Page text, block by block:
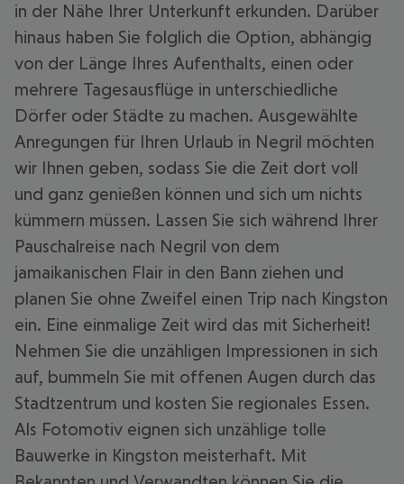
in der Nähe Ihrer Unterkunft erkunden. Darüber
hinaus haben Sie folglich die Option, abhängig
von der Länge Ihres Aufenthalts, einen oder
mehrere Tagesausflüge in unterschiedliche
Dörfer oder Städte zu machen. Ausgewählte
Anregungen für Ihren Urlaub in Negril möchten
wir Ihnen geben, sodass Sie die Zeit dort voll
und ganz genießen können und sich um nichts
kümmern müssen. Lassen Sie sich während Ihrer
Pauschalreise nach Negril von dem
jamaikanischen Flair in den Bann ziehen und
planen Sie ohne Zweifel einen Trip nach Kingston
ein. Eine einmalige Zeit wird das mit Sicherheit!
Nehmen Sie die unzähligen Impressionen in sich
auf, bummeln Sie mit offenen Augen durch das
Stadtzentrum und kosten Sie regionales Essen.
Als Fotomotiv eignen sich unzählige tolle
Bauwerke in Kingston meisterhaft. Mit